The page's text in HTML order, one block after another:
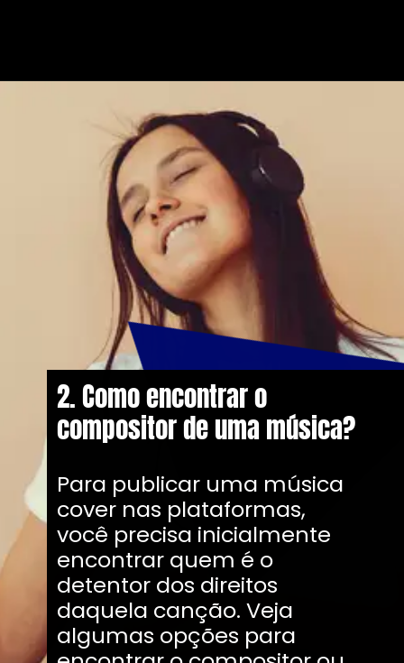
2. Como encontrar o
compositor de uma música?
Para publicar uma música
cover nas plataformas,
você precisa inicialmente
encontrar quem é o
detentor dos direitos
daquela canção. Veja
algumas opções para